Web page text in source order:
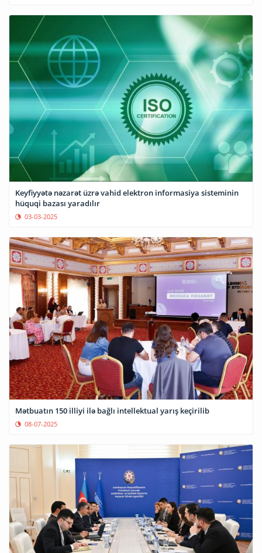
Keyfiyyətə nəzarət üzrə vahid elektron informasiya sisteminin
hüquqi bazası yaradılır
03-03-2025
Mətbuatın 150 illiyi ilə bağlı intellektual yarış keçirilib
08-07-2025